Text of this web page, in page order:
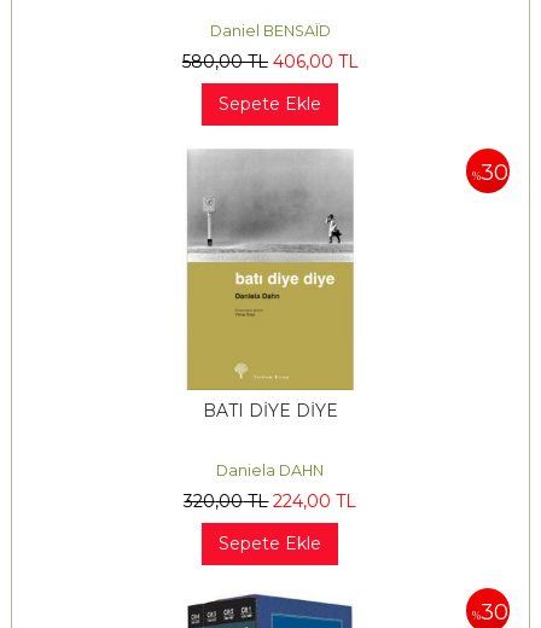
Daniel BENSAÏD
580,00TL 406,00 TL
Sepete Ekle
%30
BATI DİYE DİYE
Daniela DAHN
320,00TL 224,00 TL
Sepete Ekle
%30